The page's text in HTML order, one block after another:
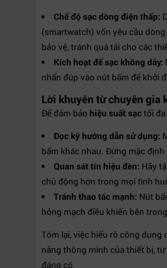
Chế độ sạc dòng điện thấp:
(smartwatch) vốn yêu cầu
bảo vệ, tránh quá tải cho các
Kích hoạt đế sạc không dây:
nhấn đúp vào nút bấm để khởi
Lời khuyên từ chuyên gia
Để đảm bảo hiệu suất sạc tối
Đọc kỹ hướng dẫn sử dụng:
bấm khác nhau. Đừng mặc
Quan sát tín hiệu đèn: Hãy
chủ động hơn trong mọi tình
Tránh thao tác mạnh: Nút
hỏng mạch điều khiển bên
Tóm lại, việc hiểu rõ công dụng
năng thông minh của thiết bị,
đáng có.